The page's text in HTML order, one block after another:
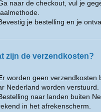
naar de checkout, vul je
je bestelling en je
zijn de verzendkosten?
worden geen verzendkosten
Nederland worden verstuurd.
naar landen buiten
in het afrekenscherm.